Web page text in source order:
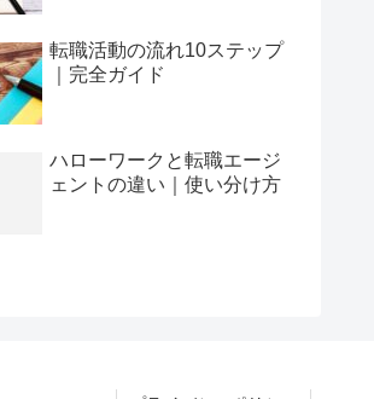
転職活動の流れ10ステップ
｜完全ガイド
ハローワークと転職エージ
ェントの違い｜使い分け方